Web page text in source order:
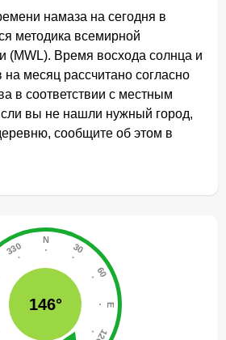
намаза на сегодня в
методика всемирной
(MWL). Время восхода солнца и
месяц рассчитано согласно
в соответствии с местным
вы не нашли нужный город,
сообщите об этом в
146°